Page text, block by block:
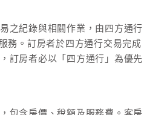
之紀錄與相關作業，由四方通行
務。訂房者於四方通行交易完成
訂房者必以「四方通行」為優先